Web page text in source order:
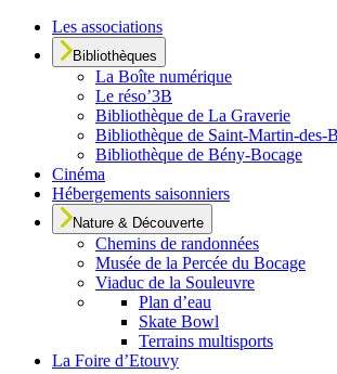
Les associations
Bibliothèques
La Boîte numérique
Le réso’3B
Bibliothèque de La Graverie
Bibliothèque de Saint-Martin-des-
Bibliothèque de Bény-Bocage
Cinéma
Hébergements saisonniers
Nature & Découverte
Chemins de randonnées
Musée de la Percée du Bocage
Viaduc de la Souleuvre
Plan d’eau
Skate Bowl
Terrains multisports
La Foire d’Etouvy